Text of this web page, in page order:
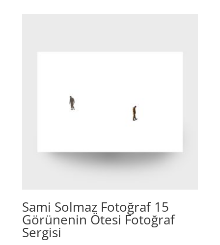
Sami Solmaz Fotoğraf 15
Görünenin Ötesi Fotoğraf
Sergisi